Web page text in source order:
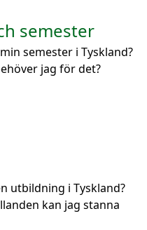
semester
semester i Tyskland?
jag för det?
utbildning i Tyskland?
kan jag stanna